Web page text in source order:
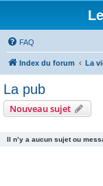
FAQ
Index du forum La
La pub
Nouveau sujet
Il n’y a aucun sujet ou